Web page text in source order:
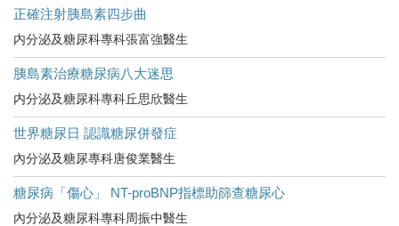
正確注射胰島素四步曲
内分泌及糖尿科專科張富強醫生
胰島素治療糖尿病八大迷思
内分泌及糖尿科專科丘思欣醫生
世界糖尿日 認識糖尿併發症
內分泌及糖尿專科唐俊業醫生
糖尿病「傷心」 NT-proBNP指標助篩查糖尿心
內分泌及糖尿科專科周振中醫生